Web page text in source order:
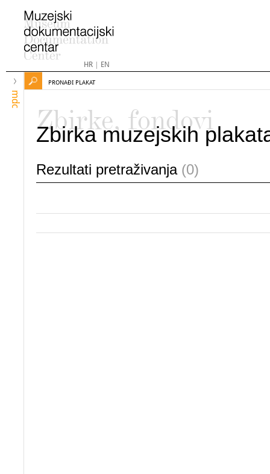
HR| EN
mdc
PRONAĐI PLAKAT
Zbirke, fondovi
Zbirka muzejskih
Rezultati pretraživanja (0)